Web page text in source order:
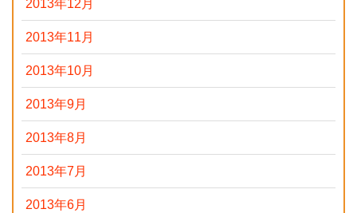
2013年12月
2013年11月
2013年10月
2013年9月
2013年8月
2013年7月
2013年6月